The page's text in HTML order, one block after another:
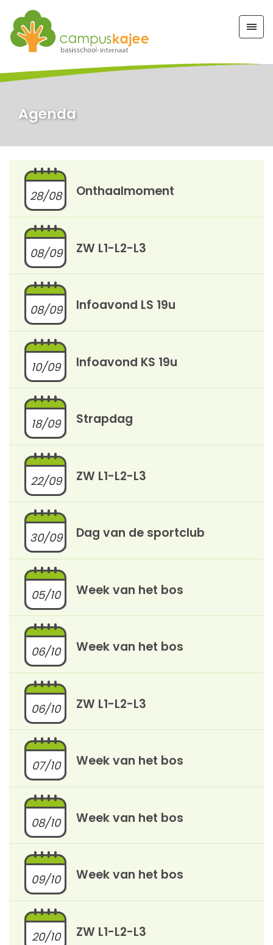
Agenda
28/08 Onthaalmoment
08/09 ZW L1-L2-L3
08/09 Infoavond LS 19u
10/09 Infoavond KS 19u
18/09 Strapdag
22/09 ZW L1-L2-L3
30/09 Dag van de sportclub
05/10 Week van het bos
06/10 Week van het bos
06/10 ZW L1-L2-L3
07/10 Week van het bos
08/10 Week van het bos
09/10 Week van het bos
20/10 ZW L1-L2-L3